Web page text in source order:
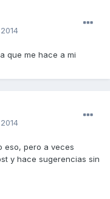
que me hace a mi
eso, pero a veces
y hace sugerencias sin